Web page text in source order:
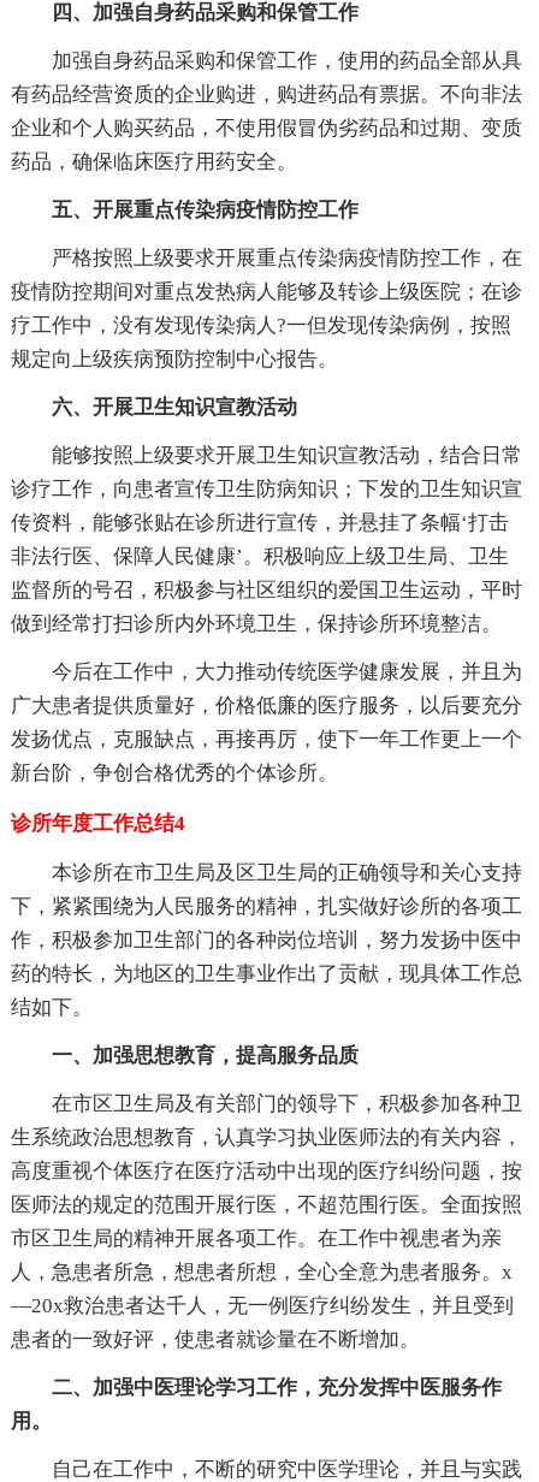
四、加强自身药品采购和保管工作
加强自身药品采购和保管工作，使用的药品全部从具
有药品经营资质的企业购进，购进药品有票据。不向非法
企业和个人购买药品，不使用假冒伪劣药品和过期、变质
药品，确保临床医疗用药安全。
五、开展重点传染病疫情防控工作
严格按照上级要求开展重点传染病疫情防控工作，在
疫情防控期间对重点发热病人能够及转诊上级医院；在诊
疗工作中，没有发现传染病人?一但发现传染病例，按照
规定向上级疾病预防控制中心报告。
六、开展卫生知识宣教活动
能够按照上级要求开展卫生知识宣教活动，结合日常
诊疗工作，向患者宣传卫生防病知识；下发的卫生知识宣
传资料，能够张贴在诊所进行宣传，并悬挂了条幅‘打击
非法行医、保障人民健康’。积极响应上级卫生局、卫生
监督所的号召，积极参与社区组织的爱国卫生运动，平时
做到经常打扫诊所内外环境卫生，保持诊所环境整洁。
今后在工作中，大力推动传统医学健康发展，并且为
广大患者提供质量好，价格低廉的医疗服务，以后要充分
发扬优点，克服缺点，再接再厉，使下一年工作更上一个
新台阶，争创合格优秀的个体诊所。
诊所年度工作总结4
本诊所在市卫生局及区卫生局的正确领导和关心支持
下，紧紧围绕为人民服务的精神，扎实做好诊所的各项工
作，积极参加卫生部门的各种岗位培训，努力发扬中医中
药的特长，为地区的卫生事业作出了贡献，现具体工作总
结如下。
一、加强思想教育，提高服务品质
在市区卫生局及有关部门的领导下，积极参加各种卫
生系统政治思想教育，认真学习执业医师法的有关内容，
高度重视个体医疗在医疗活动中出现的医疗纠纷问题，按
医师法的规定的范围开展行医，不超范围行医。全面按照
市区卫生局的精神开展各项工作。在工作中视患者为亲
人，急患者所急，想患者所想，全心全意为患者服务。x
—20x救治患者达千人，无一例医疗纠纷发生，并且受到
患者的一致好评，使患者就诊量在不断增加。
二、加强中医理论学习工作，充分发挥中医服务作
用。
自己在工作中，不断的研究中医学理论，并且与实践